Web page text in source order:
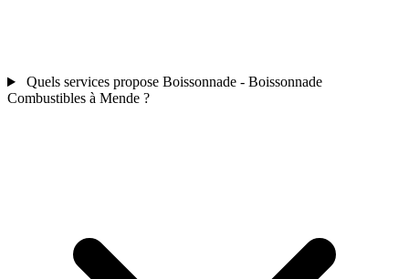
Quels services propose Boissonnade - Boissonnade
Combustibles à Mende ?